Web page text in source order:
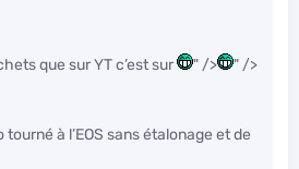
que sur YT c’est sur " /> " />
à l’EOS sans étalonage et de